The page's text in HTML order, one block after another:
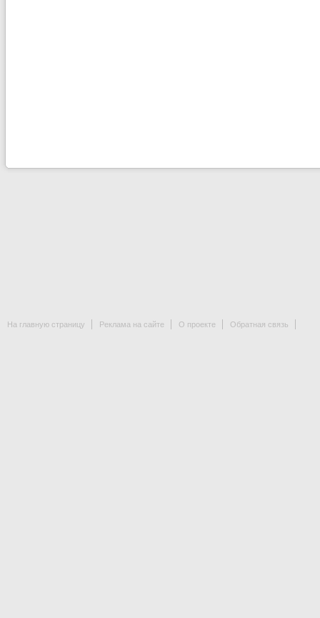
На главную страницу Реклама на сайте О проекте Обратная связь